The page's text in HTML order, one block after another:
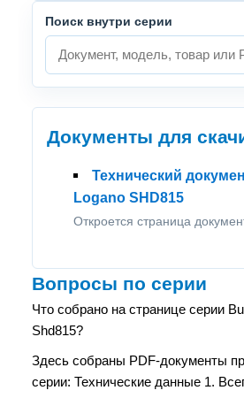
Поиск внутри серии
Документы для
Технический
Logano SHD815
Откроется страница
Вопросы по серии
Что собрано на странице серии
Shd815?
Здесь собраны PDF-документы
серии: Технические данные 1.